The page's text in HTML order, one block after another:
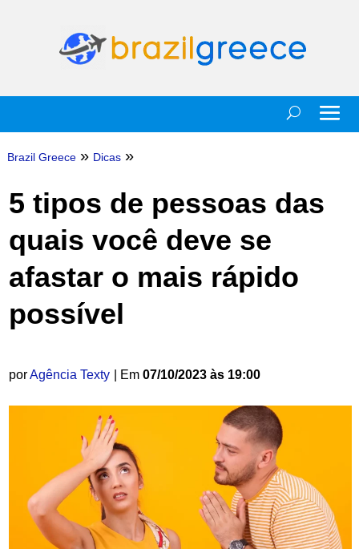
Brazil Greece » Dicas »
5 tipos de pessoas das
quais você deve se
afastar o mais rápido
possível
porAgência Texty | Em 07/10/2023 às 19:00